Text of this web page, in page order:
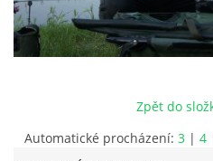
MAPA LOVNÝCH MÍST
Zpět do
Automatické procházení: 3 | 4